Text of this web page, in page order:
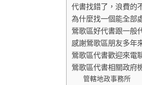
代書找錯了，浪費的
為什麼找一個能全部
鶯歌區好代書跟一般
感謝鶯歌區朋友多年
鶯歌區代書歡迎來電
鶯歌區代書相關政府
管轄地政事務所